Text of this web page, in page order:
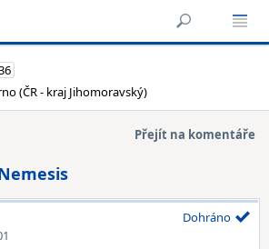
(ČR - kraj Jihomoravský)
Přejít na komentáře
Dohráno